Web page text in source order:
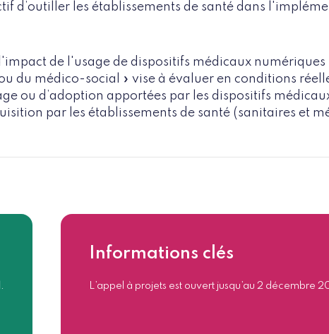
d’outiller les établissements de santé dans
de l'usage de dispositifs médicaux
du médico-social » vise à évaluer en conditions
ou d’adoption apportées par les dispositifs
par les établissements de santé (sanitaires et
Informations clés
L’appel à projets est ouvert jusqu’au 2 décembre